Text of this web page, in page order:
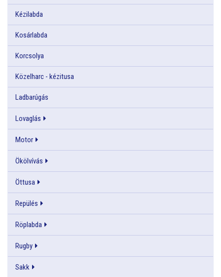
Kézilabda
Kosárlabda
Korcsolya
Közelharc - kézitusa
Ladbarúgás
Lovaglás
Motor
Ökölvívás
Öttusa
Repülés
Röplabda
Rugby
Sakk